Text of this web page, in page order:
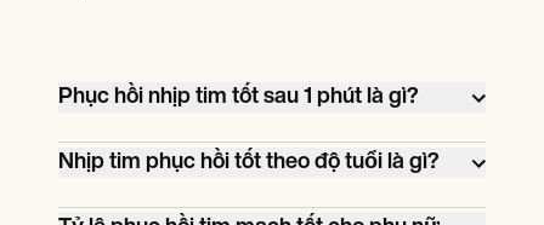
Phục hồi nhịp tim tốt sau 1 phút là gì?
Sự phục hồi nhịp tim bình thường (HRR)
được xác định bằng việc giảm hơn 12
nhịp mỗi phút (bpm) từ nhịp tim đỉnh. Đối
Nhịp tim phục hồi tốt theo độ tuổi là gì?
Nhịp tim phục hồi hợp lý thay đổi theo độ